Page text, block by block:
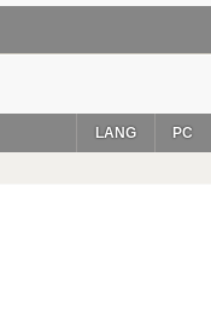
PC
LANG